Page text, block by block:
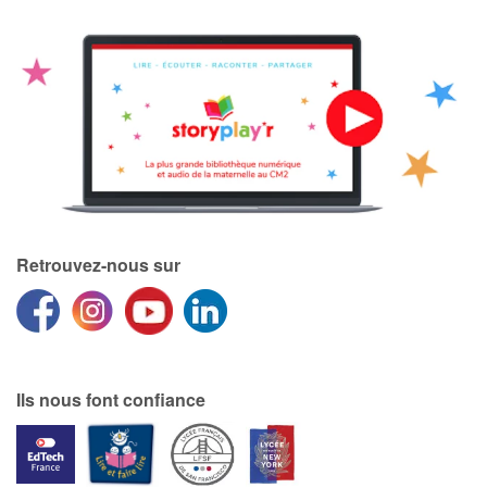
En famille
Quotidien et loisirs
Amour et amitié
Sujets de société
Formats et illustrations
Catalogue anglais
Retrouvez-nous sur
Ils nous font confiance